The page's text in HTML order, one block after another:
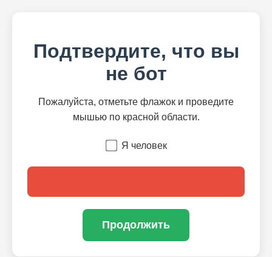
Подтвердите, что вы
не бот
Пожалуйста, отметьте флажок и проведите
мышью по красной области.
Я человек
Продолжить